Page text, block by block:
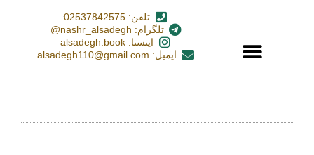
تلفن: 02537842575
تلگرام: nashr_alsadegh@
اینستا: alsadegh.book
ایمیل: alsadegh110@gmail.com